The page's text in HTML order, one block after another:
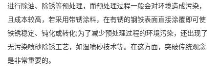
进行除油、除锈等预处理，而预处理过程一般会对环境造成污染，
且成本较高，若采用带锈涂料，在有锈的钢铁表面直接涂覆即可使
铁锈稳定、钝化或转化;为了减少预处理过程的环境污染，还出现了
无污染喷砂除锈工艺，如湿喷砂技术等。在这方面，突破传统观念
是非常重要的。